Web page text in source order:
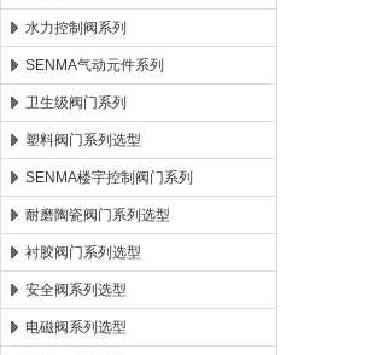
水力控制阀系列
SENMA气动元件系列
卫生级阀门系列
塑料阀门系列选型
SENMA楼宇控制阀门系列
耐磨陶瓷阀门系列选型
衬胶阀门系列选型
安全阀系列选型
电磁阀系列选型